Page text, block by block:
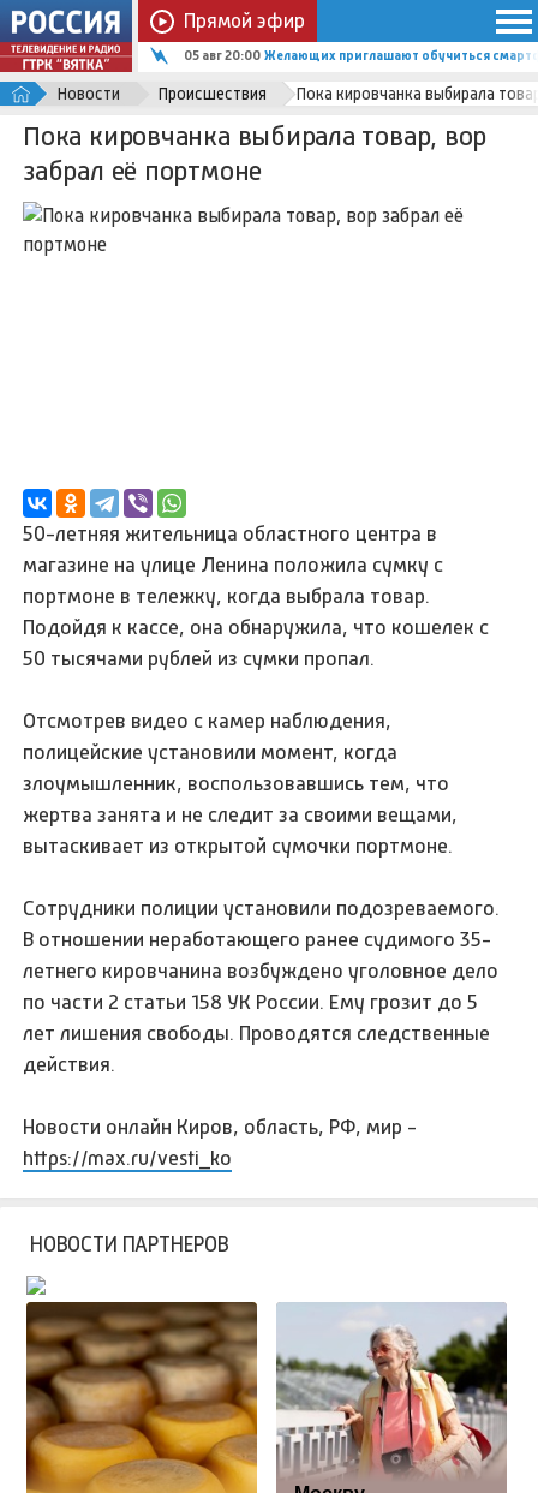
Прямой эфир
05 авг 20:00 Желающих приглашают обучиться
Новости Происшествия Пока кировчанка выбирала
Пока кировчанка выбирала товар, вор
забрал её портмоне
50-летняя жительница областного центра в
магазине на улице Ленина положила сумку с
портмоне в тележку, когда выбрала товар.
Подойдя к кассе, она обнаружила, что кошелек с
50 тысячами рублей из сумки пропал.
Отсмотрев видео с камер наблюдения,
полицейские установили момент, когда
злоумышленник, воспользовавшись тем, что
жертва занята и не следит за своими вещами,
вытаскивает из открытой сумочки портмоне.
Сотрудники полиции установили подозреваемого.
В отношении неработающего ранее судимого 35-
летнего кировчанина возбуждено уголовное дело
по части 2 статьи 158 УК России. Ему грозит до 5
лет лишения свободы. Проводятся следственные
действия.
Новости онлайн Киров, область, РФ, мир -
https://max.ru/vesti_ko
НОВОСТИ ПАРТНЕРОВ